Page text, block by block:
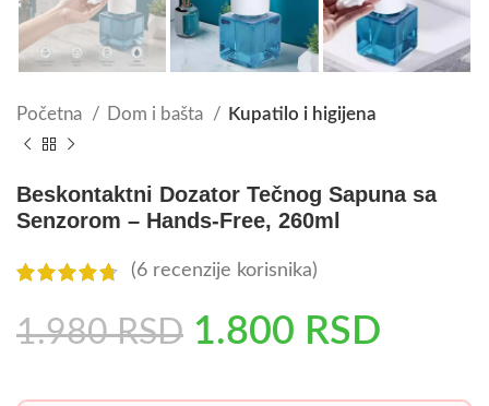
Početna Dom i bašta Kupatilo i higijena
Beskontaktni Dozator Tečnog Sapuna sa
Senzorom – Hands-Free, 260ml
(6 recenzije korisnika)
1.980RSD 1.800 RSD